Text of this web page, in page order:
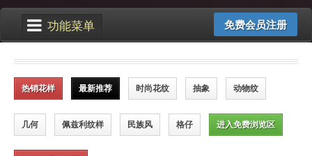
功能菜单 免费会员注册
热销花样 最新推荐 时尚花纹 抽象 动物纹
几何 佩兹利纹样 民族风 格仔 进入免费浏览区